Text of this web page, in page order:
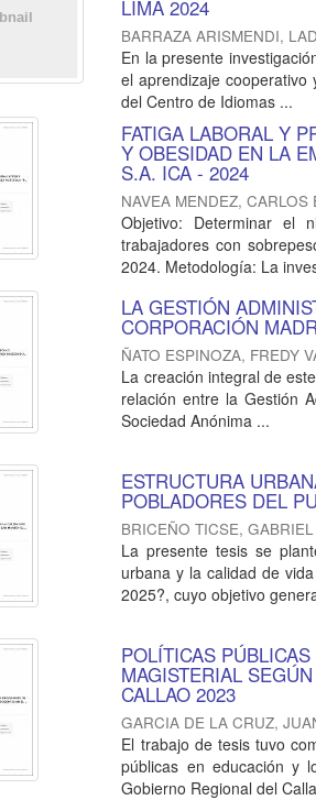
LIMA 2024
BARRAZA ARISMENDI,
En la presente
el aprendizaje cooperativo
del Centro de Idiomas ...
FATIGA LABORAL Y
Y OBESIDAD EN LA
S.A. ICA - 2024
NAVEA MENDEZ, CARLOS
Objetivo: Determinar el
trabajadores con
2024. Metodología: La
LA GESTIÓN
CORPORACIÓN
ÑATO ESPINOZA, FREDY
La creación integral de
relación entre la Gestión
Sociedad Anónima ...
ESTRUCTURA
POBLADORES DEL
BRICEÑO TICSE,
La presente tesis se
urbana y la calidad de
2025?, cuyo objetivo
POLÍTICAS
MAGISTERIAL
CALLAO 2023
GARCIA DE LA CRUZ,
El trabajo de tesis tuvo
públicas en educación y
Gobierno Regional del